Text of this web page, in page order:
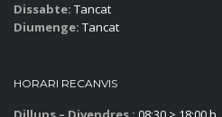
Dissabte: Tancat
Diumenge: Tancat
HORARI RECANVIS